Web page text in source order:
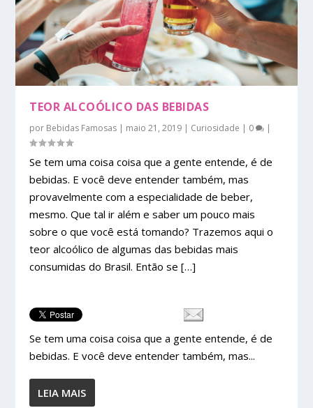
TEOR ALCOÓLICO DAS BEBIDAS
por Bebidas Famosas | maio 21, 2019 | Curiosidade | 0 |
Se tem uma coisa coisa que a gente entende, é de
bebidas. E você deve entender também, mas
provavelmente com a especialidade de beber,
mesmo. Que tal ir além e saber um pouco mais
sobre o que você está tomando? Trazemos aqui o
teor alcoólico de algumas das bebidas mais
consumidas do Brasil. Então se […]
Se tem uma coisa coisa que a gente entende, é de
bebidas. E você deve entender também, mas...
LEIA MAIS